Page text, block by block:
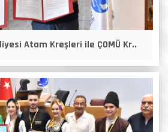
Atam Kreşleri ile ÇOMÜ Kr..